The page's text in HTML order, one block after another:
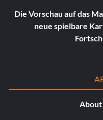
Die Vorschau auf das
neue spielbare
About